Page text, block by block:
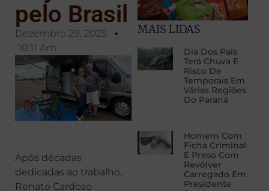
pelo Brasil
Dezembro 29, 2025
10:11 Am
Após décadas
dedicadas ao trabalho,
Renato Cardoso
MAIS LIDAS
Dia Dos Pais
Terá Chuva E
Risco De
Temporais Em
Várias Regiões
Do Paraná
Homem Com
Ficha Criminal
É Preso Com
Revólver
Carregado Em
Presidente